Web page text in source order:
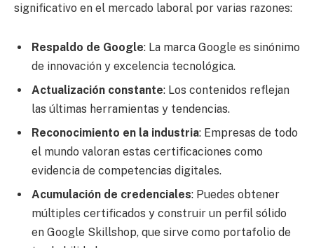
significativo en el mercado laboral por varias razones:
Respaldo de Google: La marca Google es sinónimo
de innovación y excelencia tecnológica.
Actualización constante: Los contenidos reflejan
las últimas herramientas y tendencias.
Reconocimiento en la industria: Empresas de todo
el mundo valoran estas certificaciones como
evidencia de competencias digitales.
Acumulación de credenciales: Puedes obtener
múltiples certificados y construir un perfil sólido
en Google Skillshop, que sirve como portafolio de